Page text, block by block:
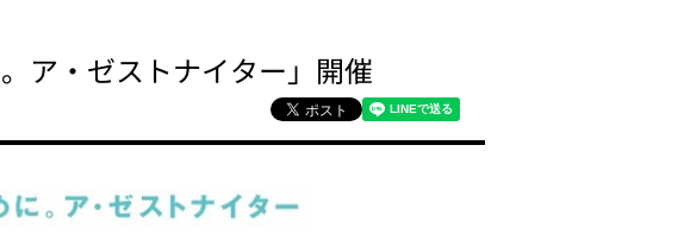
ア・ゼストナイター」開催